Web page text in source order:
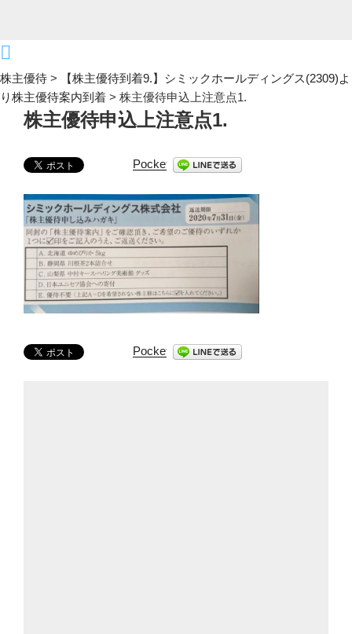
株主優待 >
【株主優待到着9.】シミックホールディングス(2309)よ
り株主優待案内到着 > 株主優待申込上注意点1.
株主優待申込上注意点1.
Pocket
Pocket